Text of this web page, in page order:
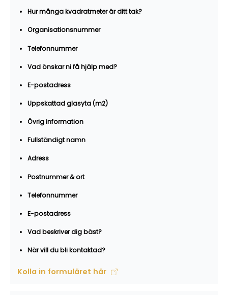
Hur många kvadratmeter är ditt tak?
Organisationsnummer
Telefonnummer
Vad önskar ni få hjälp med?
E-postadress
Uppskattad glasyta (m2)
Övrig information
Fullständigt namn
Adress
Postnummer & ort
Telefonnummer
E-postadress
Vad beskriver dig bäst?
När vill du bli kontaktad?
Kolla in formuläret här